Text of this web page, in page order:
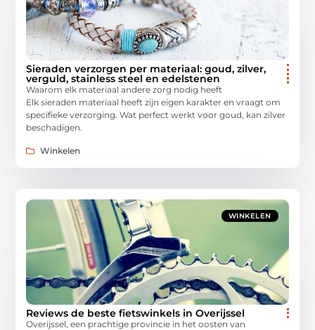
Sieraden verzorgen per materiaal: goud, zilver,
verguld, stainless steel en edelstenen
Waarom elk materiaal andere zorg nodig heeft
Elk sieraden materiaal heeft zijn eigen karakter en vraagt om
specifieke verzorging. Wat perfect werkt voor goud, kan zilver
beschadigen.
Winkelen
WINKELEN
Reviews de beste fietswinkels in Overijssel
Overijssel, een prachtige provincie in het oosten van